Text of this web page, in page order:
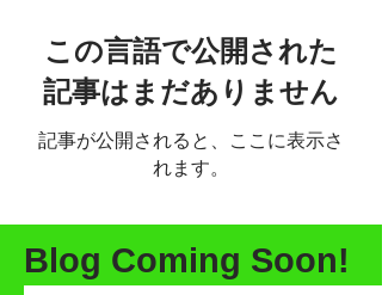
この言語で公開された
記事はまだありません
記事が公開されると、ここに表示さ
れます。
Blog Coming Soon!